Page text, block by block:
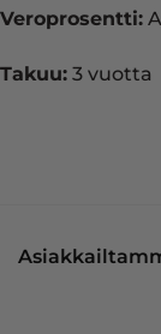
Veroprosentti:
Takuu: 3 vuotta